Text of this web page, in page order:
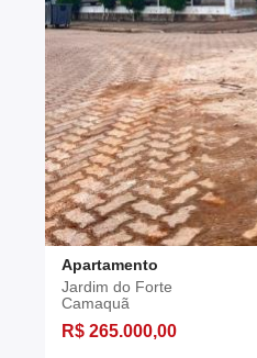
Apartamento
Jardim do Forte
Camaquã
R$ 265.000,00